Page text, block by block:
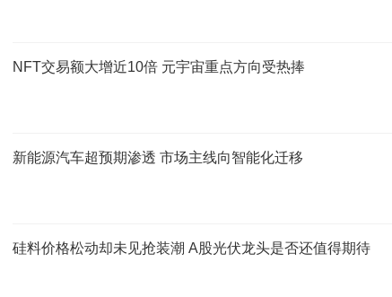
NFT交易额大增近10倍 元宇宙重点方向受热捧
新能源汽车超预期渗透 市场主线向智能化迁移
硅料价格松动却未见抢装潮 A股光伏龙头是否还值得期待